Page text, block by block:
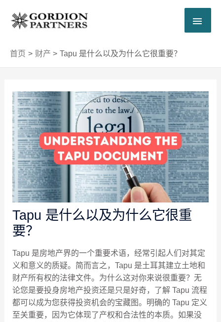
主
首页 财产 Tapu 是什么以及为什么它很重要？
Tapu 是什么以及为什么它很重
要？
Tapu 是房地产界的一个重要术语，经常引起人们对其定
义和意义的质疑。简而言之，Tapu 是土耳其建立土地和
财产所有权的法律文件。为什么这对你来说很重要？无
论您是要投身房地产投资还是只是好奇，了解 Tapu 流程
都可以成为您获得投资机会的宝藏图。明确的 Tapu 定义
至关重要，因为它体现了产权和合法性的本质。如果没